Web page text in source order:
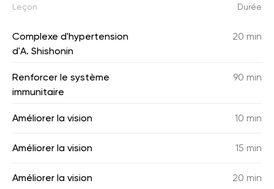
Leçon Durée
Complexe d'hypertension
d'A. Shishonin
20 min
Renforcer le système
immunitaire
90 min
Améliorer la vision 10 min
Améliorer la vision 15 min
Améliorer la vision 20 min